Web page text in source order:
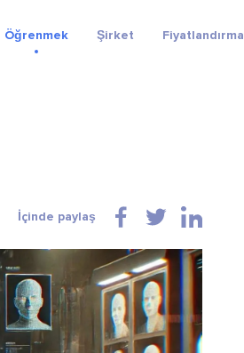
Öğrenmek Şirket Fiyatlandırma
İçinde paylaş